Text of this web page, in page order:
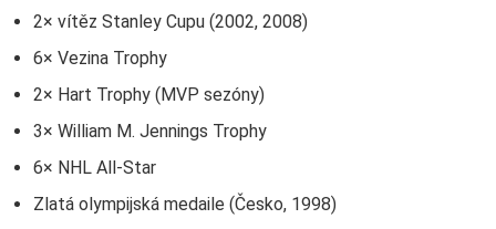
2× vítěz Stanley Cupu (2002, 2008)
6× Vezina Trophy
2× Hart Trophy (MVP sezóny)
3× William M. Jennings Trophy
6× NHL All-Star
Zlatá olympijská medaile (Česko, 1998)